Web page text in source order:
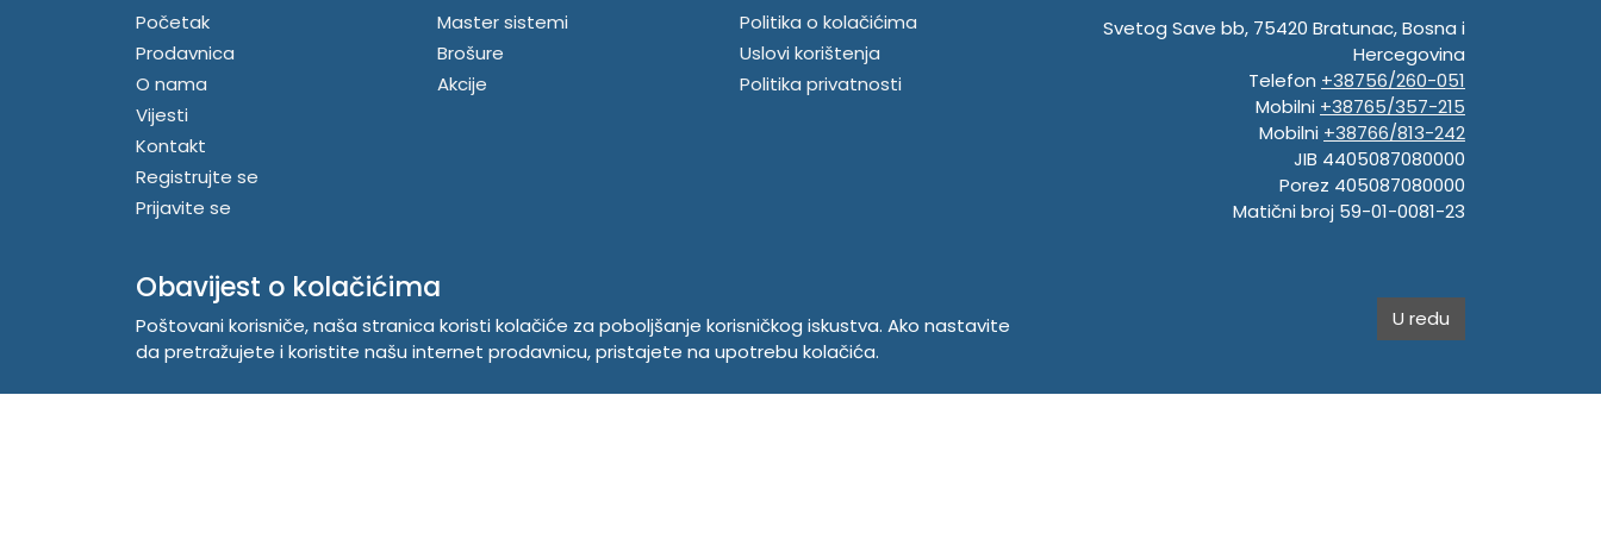
Početak
Prodavnica
O nama
Vijesti
Kontakt
Registrujte se
Prijavite se
Master sistemi
Brošure
Akcije
Politika o kolačićima
Uslovi korištenja
Politika privatnosti
Svetog Save bb, 75420 Bratunac, Bosna i
Hercegovina
Telefon +38756/260-051
Mobilni +38765/357-215
Mobilni +38766/813-242
JIB 4405087080000
Porez 405087080000
Matični broj 59-01-0081-23
Obavijest o kolačićima
Poštovani korisniče, naša stranica koristi kolačiće za poboljšanje korisničkog iskustva. Ako nastavite
da pretražujete i koristite našu internet prodavnicu, pristajete na upotrebu kolačića.
U redu